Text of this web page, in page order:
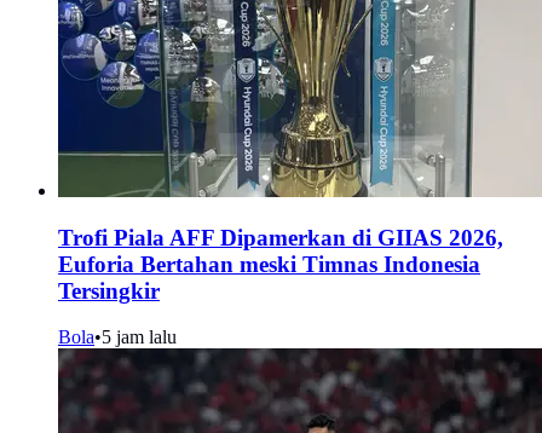
Trofi Piala AFF Dipamerkan di GIIAS 2026,
Euforia Bertahan meski Timnas Indonesia
Tersingkir
Bola•5 jam lalu